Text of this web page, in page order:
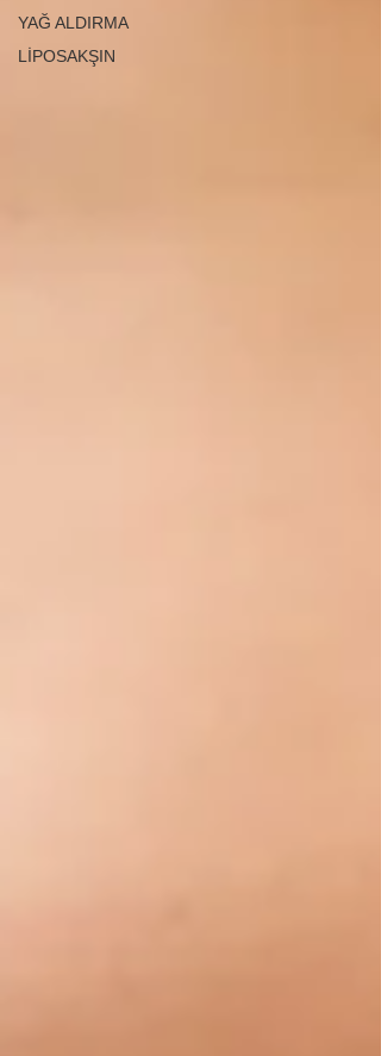
YAĞ ALDIRMA
LİPOSAKŞIN